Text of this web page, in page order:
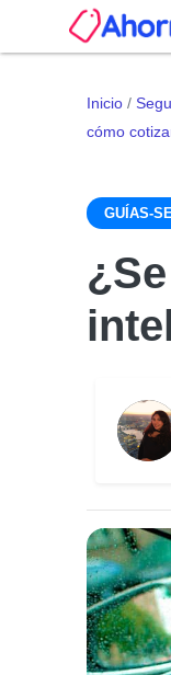
Inicio /
cómo
GUÍAS-